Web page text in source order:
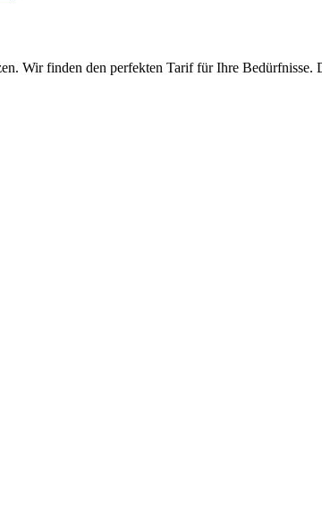
Wir finden den perfekten Tarif für Ihre Bedürfnisse.